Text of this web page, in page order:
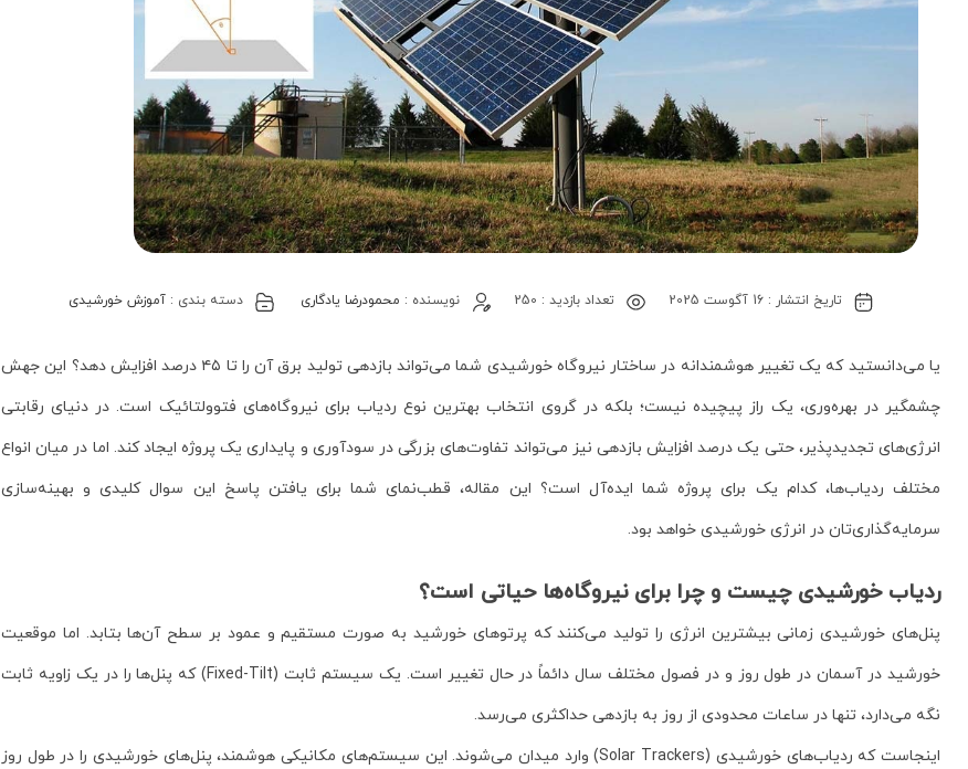
تاریخ انتشار :16 آگوست 2025 تعداد بازدید : 250 نویسنده : محمودرضا یادگاری دسته بندی :آموزش خورشیدی
یا می‌دانستید که یک تغییر هوشمندانه در ساختار نیروگاه خورشیدی شما می‌تواند بازدهی تولید برق آن را تا ۴۵ درصد افزایش دهد؟ این جهش
چشمگیر در بهره‌وری، یک راز پیچیده نیست؛ بلکه در گروی انتخاب بهترین نوع ردیاب برای نیروگاه‌های فتوولتائیک است. در دنیای رقابتی
انرژی‌های تجدیدپذیر، حتی یک درصد افزایش بازدهی نیز می‌تواند تفاوت‌های بزرگی در سودآوری و پایداری یک پروژه ایجاد کند. اما در میان انواع
مختلف ردیاب‌ها، کدام یک برای پروژه شما ایده‌آل است؟ این مقاله، قطب‌نمای شما برای یافتن پاسخ این سوال کلیدی و بهینه‌سازی
سرمایه‌گذاری‌تان در انرژی خورشیدی خواهد بود.
ردیاب خورشیدی چیست و چرا برای نیروگاه‌ها حیاتی است؟
پنل‌های خورشیدی زمانی بیشترین انرژی را تولید می‌کنند که پرتوهای خورشید به صورت مستقیم و عمود بر سطح آن‌ها بتابد. اما موقعیت
خورشید در آسمان در طول روز و در فصول مختلف سال دائماً در حال تغییر است. یک سیستم ثابت (Fixed-Tilt) که پنل‌ها را در یک زاویه ثابت
نگه می‌دارد، تنها در ساعات محدودی از روز به بازدهی حداکثری می‌رسد.
اینجاست که ردیاب‌های خورشیدی (Solar Trackers) وارد میدان می‌شوند. این سیستم‌های مکانیکی هوشمند، پنل‌های خورشیدی را در طول روز